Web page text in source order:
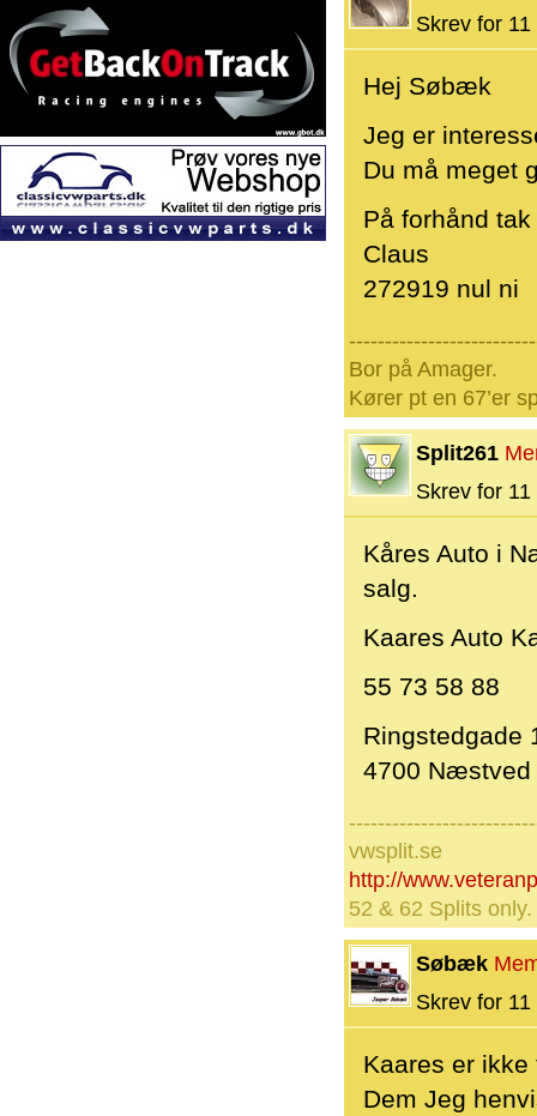
Skrev for
Hej Søbæk
Jeg er
Du må meget
På forhånd tak
Claus
272919 nul ni
Bor på Amager.
Kører pt en 67’er
Split261
Skrev for
Kåres Auto i
salg.
Kaares Auto
55 73 58 88
Ringstedgade
4700 Næstved
vwsplit.se
http://
52 & 62 Splits
Søbæk
Skrev for
Kaares er
Dem Jeg